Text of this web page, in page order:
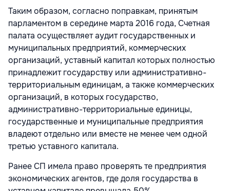
Таким образом, согласно поправкам, принятым
парламентом в середине марта 2016 года, Счетная
палата осуществляет аудит государственных и
муниципальных предприятий, коммерческих
организаций, уставный капитал которых полностью
принадлежит государству или административно-
территориальным единицам, а также коммерческих
организаций, в которых государство,
административно-территориальные единицы,
государственные и муниципальные предприятия
владеют отдельно или вместе не менее чем одной
третью уставного капитала.
Ранее СП имела право проверять те предприятия
экономических агентов, где доля государства в